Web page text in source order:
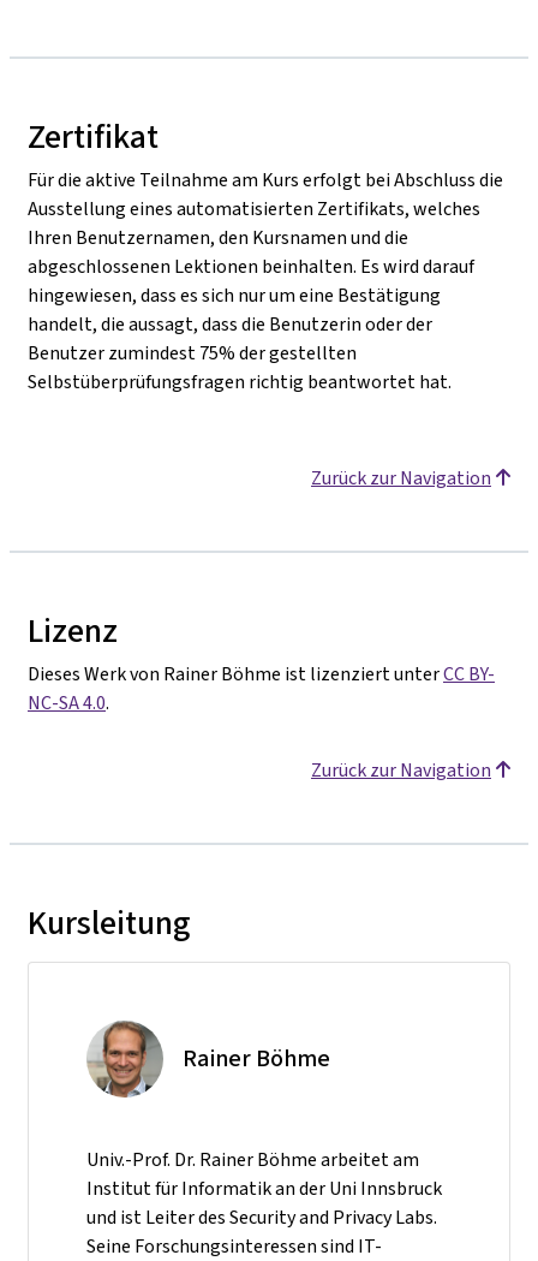
Zertifikat
Für die aktive Teilnahme am Kurs erfolgt bei Abschluss die
Ausstellung eines automatisierten Zertifikats, welches
Ihren Benutzernamen, den Kursnamen und die
abgeschlossenen Lektionen beinhalten. Es wird darauf
hingewiesen, dass es sich nur um eine Bestätigung
handelt, die aussagt, dass die Benutzerin oder der
Benutzer zumindest 75% der gestellten
Selbstüberprüfungsfragen richtig beantwortet hat.
Zurück zur Navigation
Lizenz
Dieses Werk von Rainer Böhme ist lizenziert unterCC BY-
NC-SA 4.0.
Zurück zur Navigation
Kursleitung
Rainer Böhme
Univ.-Prof. Dr. Rainer Böhme arbeitet am
Institut für Informatik an der Uni Innsbruck
und ist Leiter des Security and Privacy Labs.
Seine Forschungsinteressen sind IT-